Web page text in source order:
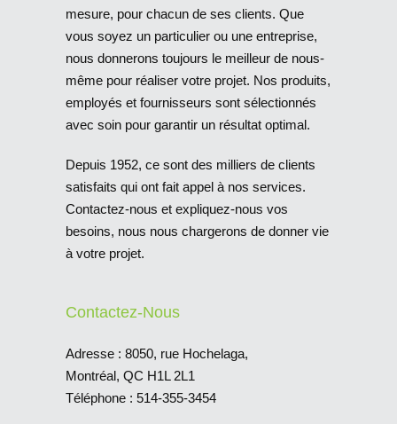
mesure, pour chacun de ses clients. Que
vous soyez un particulier ou une entreprise,
nous donnerons toujours le meilleur de nous-
même pour réaliser votre projet. Nos produits,
employés et fournisseurs sont sélectionnés
avec soin pour garantir un résultat optimal.
Depuis 1952, ce sont des milliers de clients
satisfaits qui ont fait appel à nos services.
Contactez-nous et expliquez-nous vos
besoins, nous nous chargerons de donner vie
à votre projet.
Contactez-Nous
Adresse : 8050, rue Hochelaga,
Montréal, QC H1L 2L1
Téléphone : 514-355-3454